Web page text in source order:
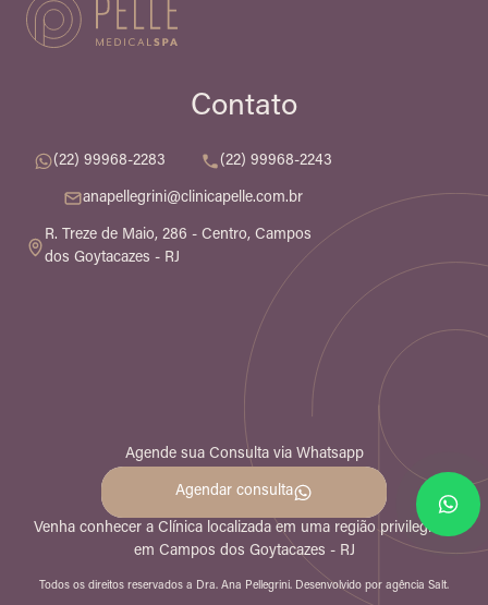
Contato
(22) 99968-2283 (22) 99968-2243
anapellegrini@clinicapelle.com.br
R. Treze de Maio, 286 - Centro, Campos
dos Goytacazes - RJ
Agende sua Consulta via Whatsapp
Agendar consulta
Venha conhecer a Clínica localizada em uma região privilegiada
em Campos dos Goytacazes - RJ
Todos os direitos reservados a Dra. Ana Pellegrini. Desenvolvido por agência Salt.